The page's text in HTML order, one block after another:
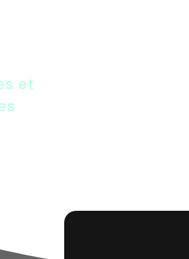
et